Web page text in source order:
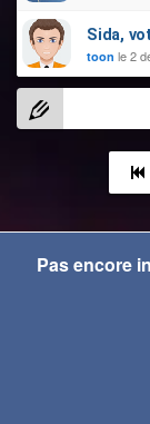
Sida,
toon le 2
Pas encore